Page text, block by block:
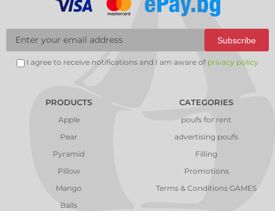
Subscribe
I agree to receive notifications and I am aware of privacy policy
PRODUCTS
Apple
Pear
Pyramid
Pillow
Mango
Balls
CATEGORIES
poufs for rent
advertising poufs
Filling
Promotions
Terms & Conditions GAMES